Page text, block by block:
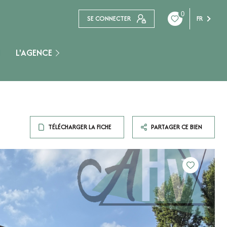
SE CONNECTER 0 FR
L'AGENCE
TÉLÉCHARGER LA FICHE PARTAGER CE BIEN